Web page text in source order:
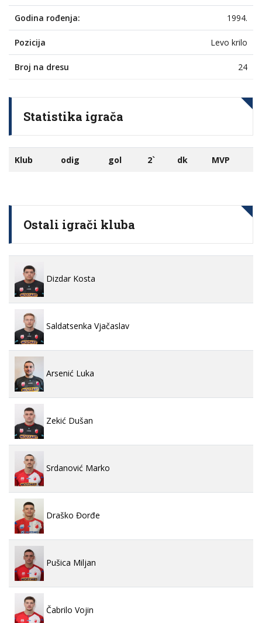
Godina rođenja: 1994.
Pozicija Levo krilo
Broj na dresu 24
Statistika igrača
Klub odig gol 2` dk MVP
Ostali igrači kluba
Dizdar Kosta
Saldatsenka Vjačaslav
Arsenić Luka
Zekić Dušan
Srdanović Marko
Draško Đorđe
Pušica Miljan
Čabrilo Vojin